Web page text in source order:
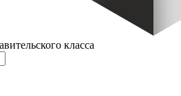
класса